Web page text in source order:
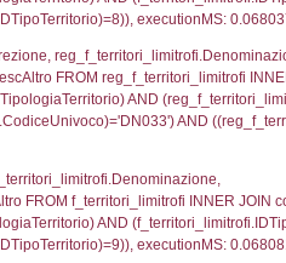
el_province.citta,
INNER
) WHERE (
executionMS: